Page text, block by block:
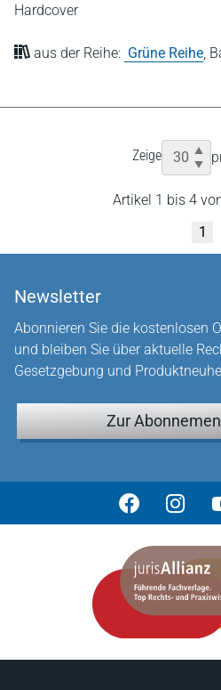
Hardcover
aus der Reihe: Grüne Reihe,
Zeige
Artikel 1 bis 4
1
Newsletter
Abonnieren Sie die kostenlosen
und bleiben Sie über aktuelle
Gesetzgebung und
Zur